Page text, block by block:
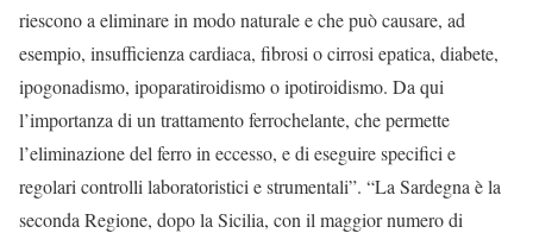
riescono a eliminare in modo naturale e che può causare, ad
esempio, insufficienza cardiaca, fibrosi o cirrosi epatica, diabete,
ipogonadismo, ipoparatiroidismo o ipotiroidismo. Da qui
l’importanza di un trattamento ferrochelante, che permette
l’eliminazione del ferro in eccesso, e di eseguire specifici e
regolari controlli laboratoristici e strumentali”. “La Sardegna è la
seconda Regione, dopo la Sicilia, con il maggior numero di